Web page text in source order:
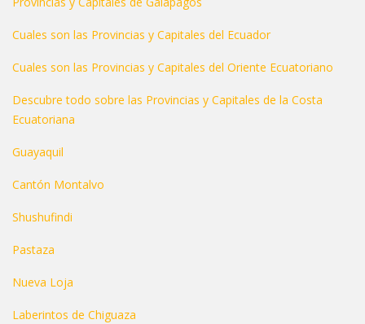
Cuales son las Provincias y Capitales del Ecuador
Cuales son las Provincias y Capitales del Oriente Ecuatoriano
Descubre todo sobre las Provincias y Capitales de la Costa
Ecuatoriana
Guayaquil
Cantón Montalvo
Shushufindi
Pastaza
Nueva Loja
Laberintos de Chiguaza